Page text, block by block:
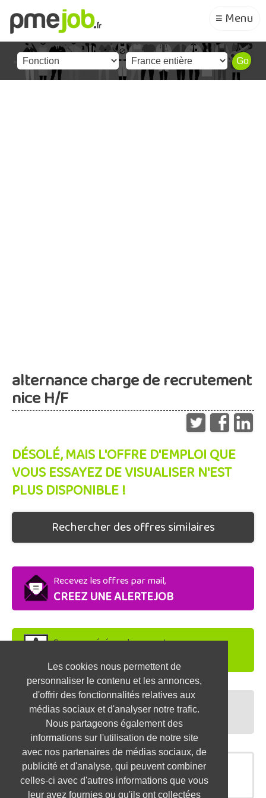
Les cookies nous permettent de
personnaliser le contenu et les annonces,
d'offrir des fonctionnalités relatives aux
médias sociaux et d'analyser notre trafic.
Nous partageons également des
informations sur l'utilisation de notre site
avec nos partenaires de médias sociaux, de
publicité et d'analyse, qui peuvent combiner
celles-ci avec d'autres informations que vous
leur avez fournies ou qu'ils ont collectées
≡ Menu
alternance charge de recrutement
nice H/F
DÉSOLÉ, MAIS L'OFFRE D'EMPLOI QUE
VOUS ESSAYEZ DE VISUALISER N'EST
PLUS DISPONIBLE !
Rechercher des offres similaires
Recevez les offres par mail,
CREEZ UNE ALERTEJOB
Soyez repéré par les recruteurs,
DEPOSEZ VOTRE CV
Préparez vos entretiens,
TESTEZ-VOUS
OFFRES SIMILAIRES